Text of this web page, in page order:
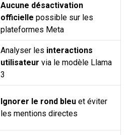
Aucune désactivation
officielle possible sur les
plateformes Meta
Analyser les interactions
utilisateur via le modèle Llama
3
Ignorer le rond bleu et éviter
les mentions directes